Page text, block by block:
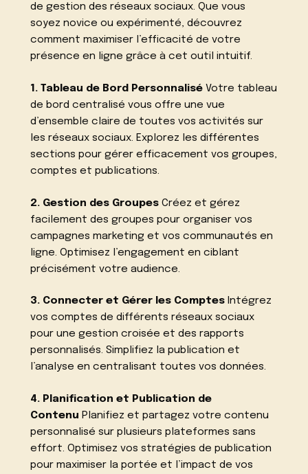
de gestion des réseaux sociaux. Que vous
soyez novice ou expérimenté, découvrez
comment maximiser l’efficacité de votre
présence en ligne grâce à cet outil intuitif.
1. Tableau de Bord Personnalisé Votre tableau
de bord centralisé vous offre une vue
d’ensemble claire de toutes vos activités sur
les réseaux sociaux. Explorez les différentes
sections pour gérer efficacement vos groupes,
comptes et publications.
2. Gestion des Groupes Créez et gérez
facilement des groupes pour organiser vos
campagnes marketing et vos communautés en
ligne. Optimisez l’engagement en ciblant
précisément votre audience.
3. Connecter et Gérer les Comptes Intégrez
vos comptes de différents réseaux sociaux
pour une gestion croisée et des rapports
personnalisés. Simplifiez la publication et
l’analyse en centralisant toutes vos données.
4. Planification et Publication de
Contenu Planifiez et partagez votre contenu
personnalisé sur plusieurs plateformes sans
effort. Optimisez vos stratégies de publication
pour maximiser la portée et l’impact de vos